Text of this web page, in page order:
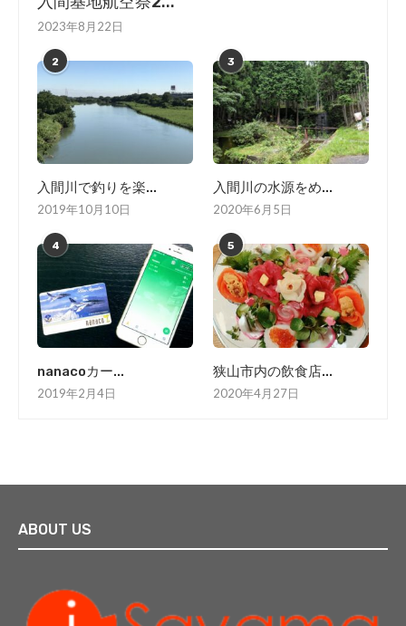
2023年8月22日
2
入間川で釣りを楽...
2019年10月10日
3
入間川の水源をめ...
2020年6月5日
4
nanacoカー...
2019年2月4日
5
狭山市内の飲食店...
2020年4月27日
ABOUT US